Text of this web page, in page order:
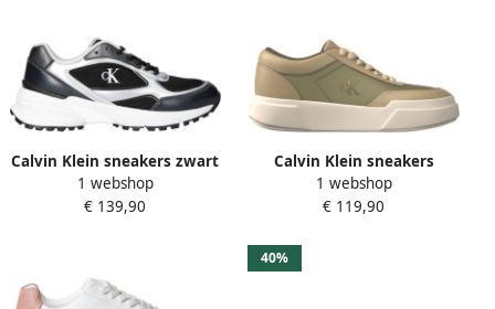
Calvin Klein sneakers zwart
zilver
1 webshop
€ 139,90
Calvin Klein sneakers
1 webshop
€ 119,90
40%